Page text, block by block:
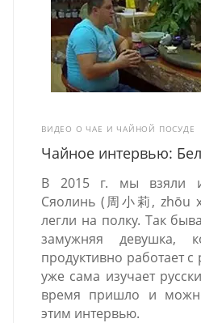
ВИДЕО О ЧАЕ И ЧАЙНОЙ ПОСУДЕ
Чайное интервью:
В 2015 г. мы взяли
Сяолинь (周小莉, zhōu
легли на полку. Так
замужняя девушка,
продуктивно работает
уже сама изучает
время пришло и
этим интервью.